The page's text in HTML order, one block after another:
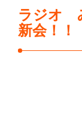
ラジオ
新会！！